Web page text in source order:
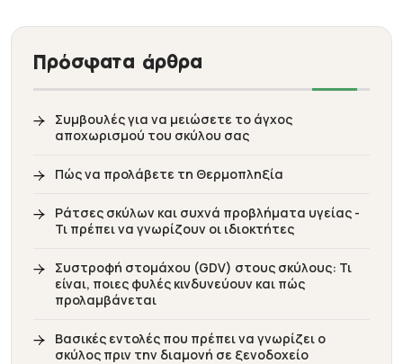
Πρόσφατα άρθρα
Συμβουλές για να μειώσετε το άγχος
αποχωρισμού του σκύλου σας
Πώς να προλάβετε τη Θερμοπληξία
Ράτσες σκύλων και συχνά προβλήματα υγείας -
Τι πρέπει να γνωρίζουν οι ιδιοκτήτες
Συστροφή στομάχου (GDV) στους σκύλους: Τι
είναι, ποιες φυλές κινδυνεύουν και πώς
προλαμβάνεται
Βασικές εντολές που πρέπει να γνωρίζει ο
σκύλος πριν την διαμονή σε ξενοδοχείο